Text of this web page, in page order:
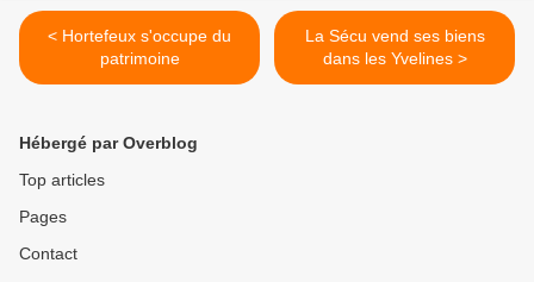
< Hortefeux s'occupe du
patrimoine
La Sécu vend ses biens
dans les Yvelines >
Hébergé par Overblog
Top articles
Pages
Contact